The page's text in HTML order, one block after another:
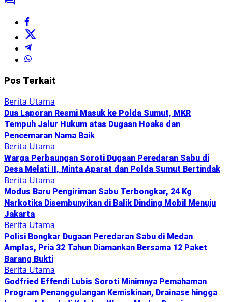
Pos Terkait
Berita Utama
Dua Laporan Resmi Masuk ke Polda Sumut, MKR
Tempuh Jalur Hukum atas Dugaan Hoaks dan
Pencemaran Nama Baik
Berita Utama
Warga Perbaungan Soroti Dugaan Peredaran Sabu di
Desa Melati II, Minta Aparat dan Polda Sumut Bertindak
Berita Utama
Modus Baru Pengiriman Sabu Terbongkar, 24 Kg
Narkotika Disembunyikan di Balik Dinding Mobil Menuju
Jakarta
Berita Utama
Polisi Bongkar Dugaan Peredaran Sabu di Medan
Amplas, Pria 32 Tahun Diamankan Bersama 12 Paket
Barang Bukti
Berita Utama
Godfried Effendi Lubis Soroti Minimnya Pemahaman
Program Penanggulangan Kemiskinan, Drainase hingga